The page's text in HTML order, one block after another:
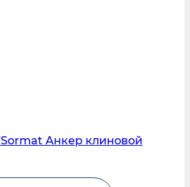
Анкер клиновой